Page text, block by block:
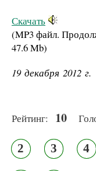
Скачать
(MP3 файл.
47.6 Mb)
19 декабря 2012 г.
Рейтинг: 10
2 3 4